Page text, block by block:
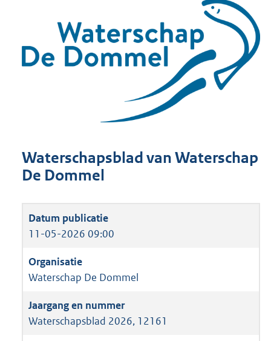
Waterschapsblad van Waterschap
De Dommel
11-05-2026 09:00
Waterschap De Dommel
Waterschapsblad 2026, 12161